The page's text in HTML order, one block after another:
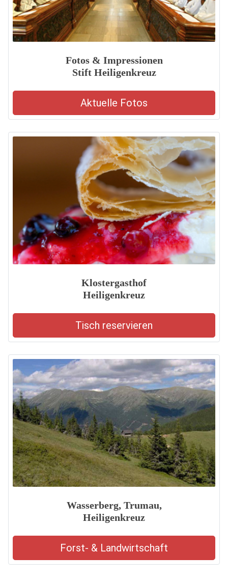
Fotos & Impressionen
Stift Heiligenkreuz
Aktuelle Fotos
Klostergasthof
Heiligenkreuz
Tisch reservieren
Wasserberg, Trumau,
Heiligenkreuz
Forst- & Landwirtschaft